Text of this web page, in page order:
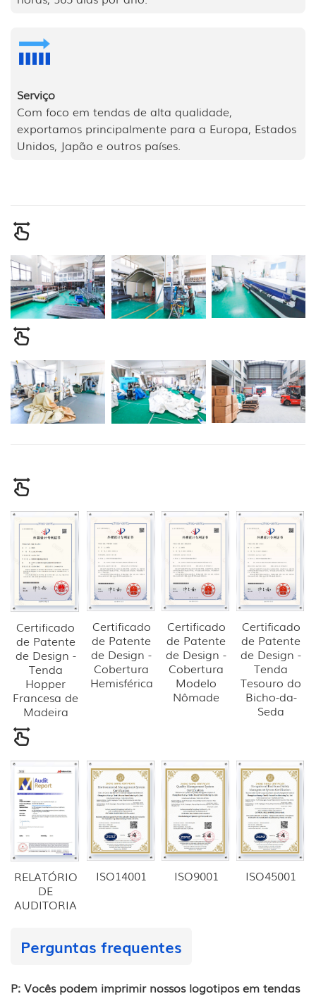
Serviço
Com foco em tendas de alta qualidade,
exportamos principalmente para a Europa, Estados
Unidos, Japão e outros países.
Certificado
de Patente
de Design -
Tenda
Hopper
Francesa de
Madeira
Certificado
de Patente
de Design -
Cobertura
Hemisférica
Certificado
de Patente
de Design -
Cobertura
Modelo
Nômade
Certificado
de Patente
de Design -
Tenda
Tesouro do
Bicho-da-
Seda
RELATÓRIO
DE
AUDITORIA
ISO14001 ISO9001 ISO45001
Perguntas frequentes
P: Vocês podem imprimir nossos logotipos em tendas